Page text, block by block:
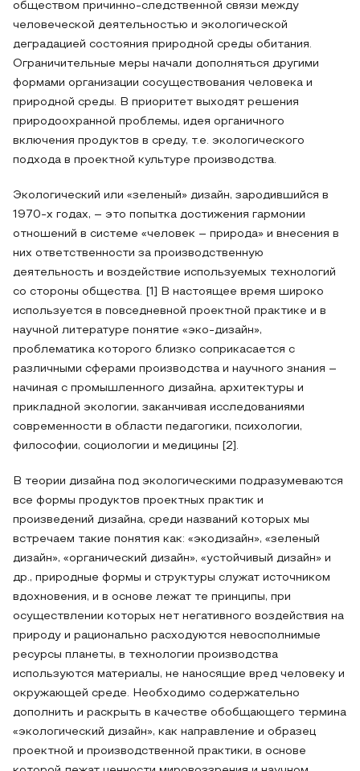
обществом причинно-следственной связи между
человеческой деятельностью и экологической
деградацией состояния природной среды обитания.
Ограничительные меры начали дополняться другими
формами организации сосуществования человека и
природной среды. В приоритет выходят решения
природоохранной проблемы, идея органичного
включения продуктов в среду, т.е. экологического
подхода в проектной культуре производства.
Экологический или «зеленый» дизайн, зародившийся в
1970-х годах, – это попытка достижения гармонии
отношений в системе «человек – природа» и внесения в
них ответственности за производственную
деятельность и воздействие используемых технологий
со стороны общества. [1] В настоящее время широко
используется в повседневной проектной практике и в
научной литературе понятие «эко-дизайн»,
проблематика которого близко соприкасается с
различными сферами производства и научного знания –
начиная с промышленного дизайна, архитектуры и
прикладной экологии, заканчивая исследованиями
современности в области педагогики, психологии,
философии, социологии и медицины [2].
В теории дизайна под экологическими подразумеваются
все формы продуктов проектных практик и
произведений дизайна, среди названий которых мы
встречаем такие понятия как: «экодизайн», «зеленый
дизайн», «органический дизайн», «устойчивый дизайн» и
др., природные формы и структуры служат источником
вдохновения, и в основе лежат те принципы, при
осуществлении которых нет негативного воздействия на
природу и рационально расходуются невосполнимые
ресурсы планеты, в технологии производства
используются материалы, не наносящие вред человеку и
окружающей среде. Необходимо содержательно
дополнить и раскрыть в качестве обобщающего термина
«экологический дизайн», как направление и образец
проектной и производственной практики, в основе